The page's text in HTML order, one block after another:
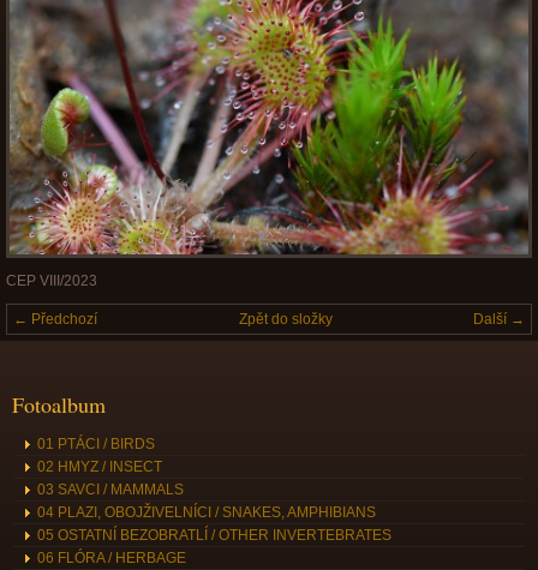
CEP VIII/2023
← Předchozí Další →
Zpět do složky
Fotoalbum
01 PTÁCI / BIRDS
02 HMYZ / INSECT
03 SAVCI / MAMMALS
04 PLAZI, OBOJŽIVELNÍCI / SNAKES, AMPHIBIANS
05 OSTATNÍ BEZOBRATLÍ / OTHER INVERTEBRATES
06 FLÓRA / HERBAGE